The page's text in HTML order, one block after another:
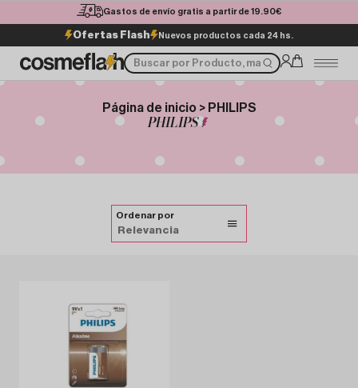
Gastos de envío gratis a partir de 19.90€
Ofertas Flash Nuevos productos cada 24 hs.
Página de inicio > PHILIPS
PHILIPS
Ordenar por